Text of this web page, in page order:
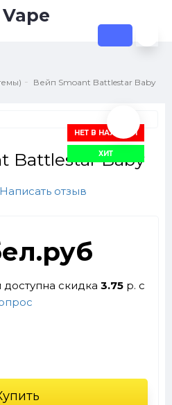
Вейп Smoant Battlestar Baby
НЕТ В НАЛИЧИИ
ХИТ
Battlestar Baby
Написать отзыв
доступна скидка 3.75 р. с